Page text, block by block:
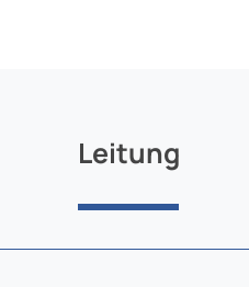
Leitung